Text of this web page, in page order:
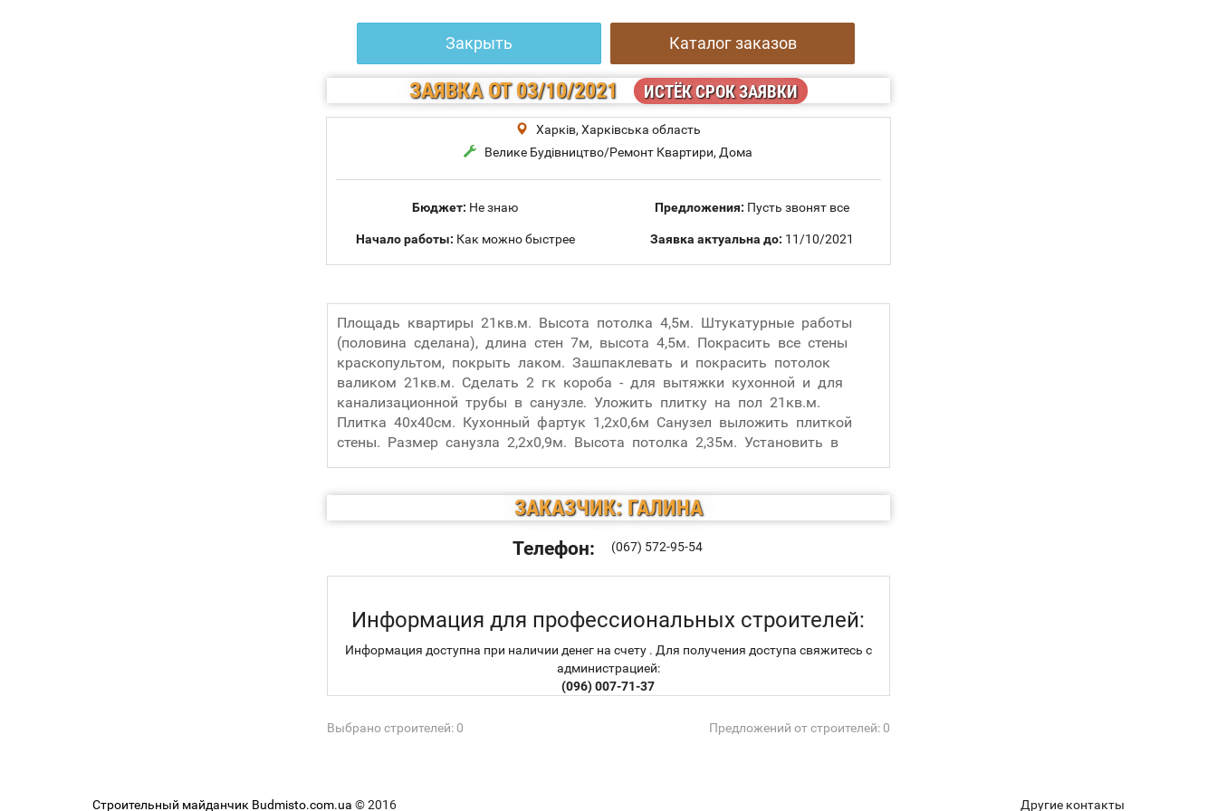
Закрыть Каталог заказов
ЗАЯВКАОТ 03/10/2021 ИСТЁК СРОК ЗАЯВКИ
Харків, Харківська область
Велике Будівництво/Ремонт Квартири, Дома
Бюджет: Не знаю Предложения: Пусть звонят все
Начало работы: Как можно быстрее Заявка актуальна до: 11/10/2021
Площадь квартиры 21кв.м. Высота потолка 4,5м. Штукатурные работы
(половина сделана), длина стен 7м, высота 4,5м. Покрасить все стены
краскопультом, покрыть лаком. Зашпаклевать и покрасить потолок
валиком 21кв.м. Сделать 2 гк короба - для вытяжки кухонной и для
канализационной трубы в санузле. Уложить плитку на пол 21кв.м.
Плитка 40х40см. Кухонный фартук 1,2х0,6м Санузел выложить плиткой
стены. Размер санузла 2,2х0,9м. Высота потолка 2,35м. Установить в
ЗАКАЗЧИК: ГАЛИНА
Телефон: (067) 572-95-54
Информация для профессиональных строителей:
Информация доступна при наличии денег на счету . Для получения доступа свяжитесь с
администрацией:
(096) 007-71-37
Выбрано строителей: 0 Предложений от строителей: 0
Строительный майданчик Budmisto.com.ua © 2016 Другие контакты